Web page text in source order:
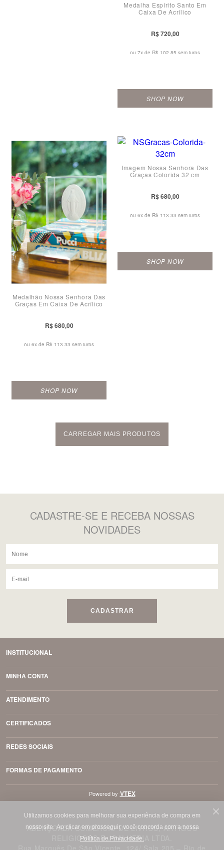
Medalha Espírito Santo Em
Caixa De Acrílico
R$ 720,00
ou 7x de R$ 102,85 sem juros
SHOP NOW
Medalhão Nossa Senhora Das
Graças Em Caixa De Acrílico
R$ 680,00
ou 6x de R$ 113,33 sem juros
SHOP NOW
Imagem Nossa Senhora Das
Graças Colorida 32 cm
R$ 680,00
ou 6x de R$ 113,33 sem juros
SHOP NOW
CARREGAR MAIS PRODUTOS
CADASTRE-SE E RECEBA NOSSAS
NOVIDADES
CADASTRAR
INSTITUCIONAL
MINHA CONTA
ATENDIMENTO
CERTIFICADOS
REDES SOCIAIS
FORMAS DE PAGAMENTO
Powered by VTEX
ABENÇOADA COMÉRCIO DE LIVROS, ARTIGOS
RELIGIOSOS E JOALHERIA LTDA.
Utilizamos cookies para melhorar sua experiência de compra em
nosso site. Ao clicar em prosseguir, você concorda com a nossa
Política de Privacidade.